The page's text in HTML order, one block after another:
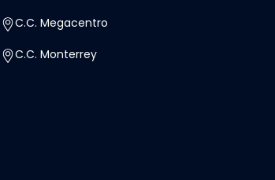
C.C. Megacentro
C.C. Monterrey